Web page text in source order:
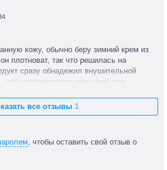
кожу, обычно беру зимний крем из
плотноват, так что решилась на
сразу обнадежил внушительной
что комплектуется ложечкой для
лета идеален, но только для лета!
все отзывы 1
, чтобы оставить свой отзыв о